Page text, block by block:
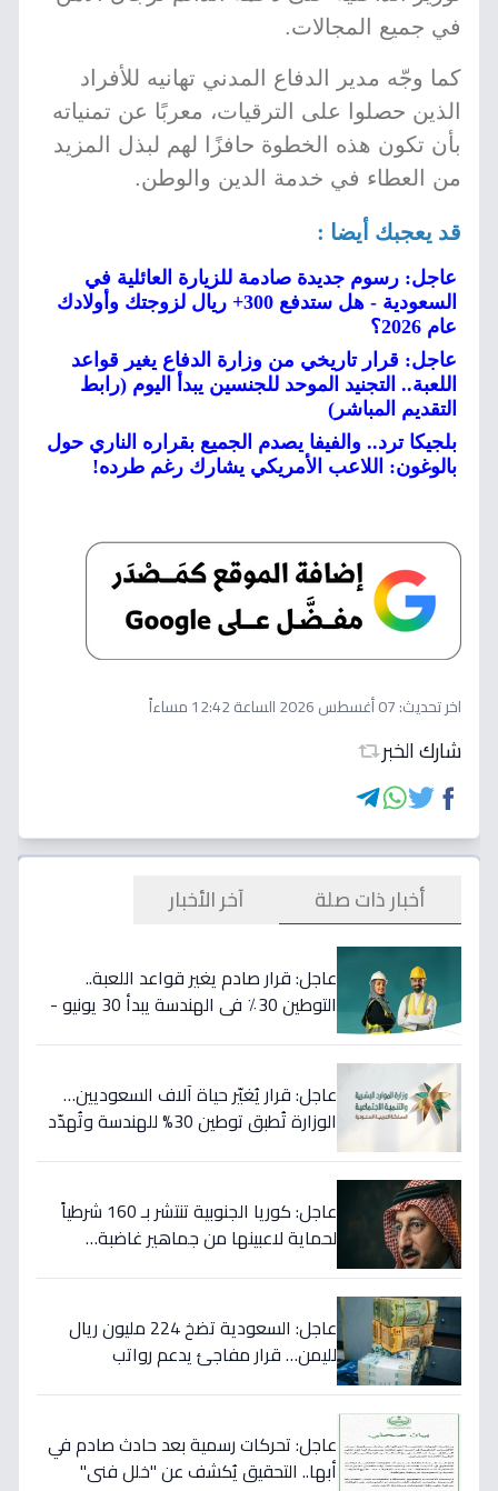
في جميع المجالات.
كما وجّه مدير الدفاع المدني تهانيه للأفراد
الذين حصلوا على الترقيات، معربًا عن تمنياته
بأن تكون هذه الخطوة حافزًا لهم لبذل المزيد
من العطاء في خدمة الدين والوطن.
قد يعجبك أيضا :
عاجل: رسوم جديدة صادمة للزيارة العائلية في
السعودية - هل ستدفع 300+ ريال لزوجتك وأولادك
عام 2026؟
عاجل: قرار تاريخي من وزارة الدفاع يغير قواعد
اللعبة.. التجنيد الموحد للجنسين يبدأ اليوم (رابط
التقديم المباشر)
بلجيكا ترد.. والفيفا يصدم الجميع بقراره الناري حول
بالوغون: اللاعب الأمريكي يشارك رغم طرده!
اخر تحديث:07 أغسطس 2026 الساعة 12:42 مساءاً
شارك الخبر
أخبار ذات صلة آخر الأخبار
عاجل: قرار صادم يغير قواعد اللعبة..
التوطين 30٪ في الهندسة يبدأ 30 يونيو -
عاجل: قرار يُغيّر حياة آلاف السعوديين…
الوزارة تُطبق توطين 30% للهندسة وتُهدّد
عاجل: كوريا الجنوبية تنتشر بـ 160 شرطياً
لحماية لاعبينها من جماهير غاضبة…
عاجل: السعودية تضخ 224 مليون ريال
لليمن… قرار مفاجئ يدعم رواتب
عاجل: تحركات رسمية بعد حادث صادم في
أبها.. التحقيق يُكشف عن "خلل فني"